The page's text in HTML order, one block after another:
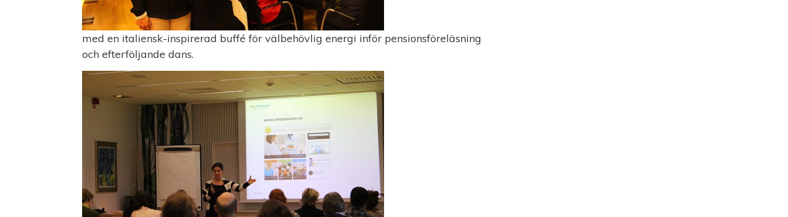
med en italiensk-inspirerad buffé för välbehövlig energi inför pensionsföreläsning
och efterföljande dans.